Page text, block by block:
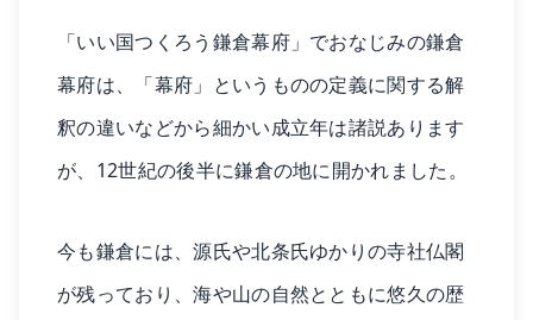
「いい国つくろう鎌倉幕府」でおなじみの鎌倉
幕府は、「幕府」というものの定義に関する解
釈の違いなどから細かい成立年は諸説あります
が、12世紀の後半に鎌倉の地に開かれました。
今も鎌倉には、源氏や北条氏ゆかりの寺社仏閣
が残っており、海や山の自然とともに悠久の歴